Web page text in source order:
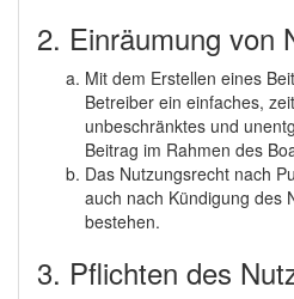
2. Einräumung von
Mit dem Erstellen eines
Betreiber ein einfaches,
unbeschränktes und
Beitrag im Rahmen des
Das Nutzungsrecht nach
auch nach Kündigung des
bestehen.
3. Pflichten des